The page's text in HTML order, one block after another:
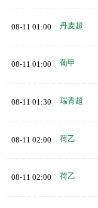
08-11 01:00 丹麦超
08-11 01:00 葡甲
08-11 01:30 瑞青超
08-11 02:00 荷乙
08-11 02:00 荷乙